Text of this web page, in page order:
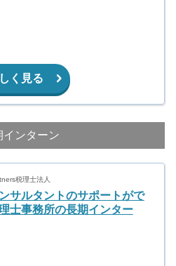
く見る
インターン
税理士法人
サルタントのサポートがで
士事務所の長期インター